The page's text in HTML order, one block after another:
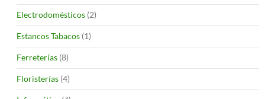
Electrodomésticos (2)
Estancos Tabacos (1)
Ferreterías (8)
Floristerías (4)